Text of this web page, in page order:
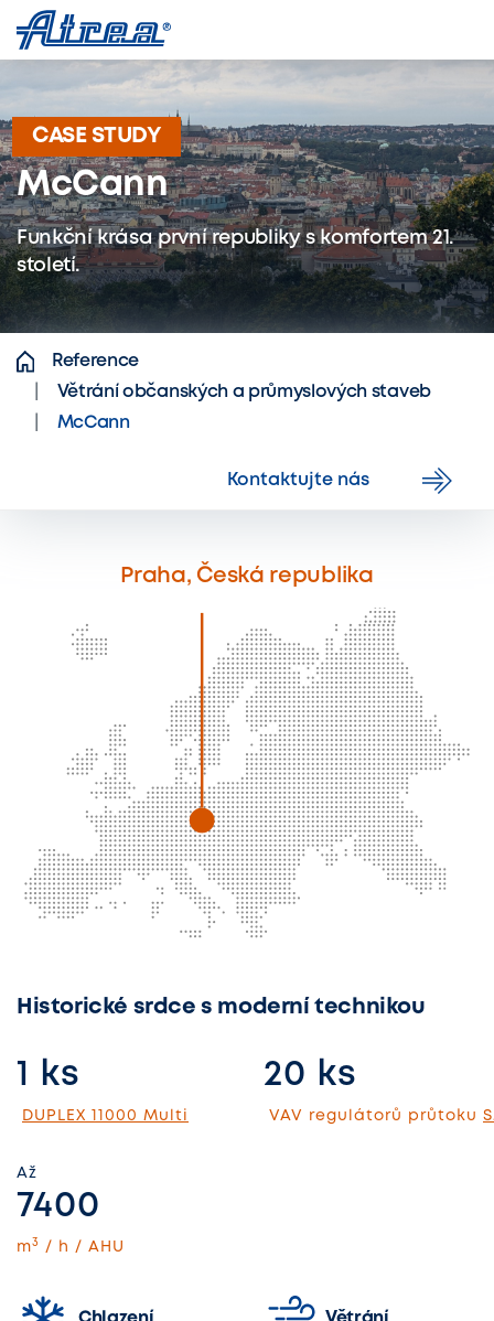
Přeskočit na obsah
CASE STUDY
McCann
Funkční krása první republiky s komfortem 21.
století.
Reference
Větrání občanských a průmyslových staveb
McCann
Kontaktujte nás
Praha, Česká republika
Historické srdce s moderní technikou
1 ks
DUPLEX 11000 Multi
20 ks
VAV regulátorů průtoku
Až
7400
m3 / h / AHU